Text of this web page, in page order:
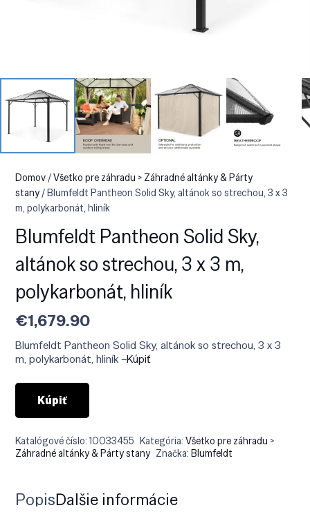
Domov/Všetko pre záhradu > Záhradné altánky & Párty
stany/ Blumfeldt Pantheon Solid Sky, altánok so strechou, 3 x 3
m, polykarbonát, hliník
Blumfeldt Pantheon Solid Sky,
altánok so strechou, 3 x 3 m,
polykarbonát, hliník
€1,679.90
Blumfeldt Pantheon Solid Sky, altánok so strechou, 3 x 3
m, polykarbonát, hliník –Kúpiť
Kúpiť
Katalógové číslo:10033455 Kategória:Všetko pre záhradu >
Záhradné altánky & Párty stany Značka:Blumfeldt
PopisĎalšie informácie